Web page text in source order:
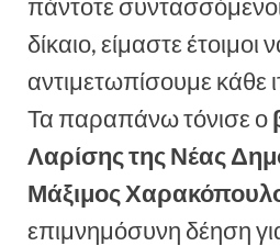
πάντοτε
δίκαιο, είμαστε έτοιμοι
αντιμετωπίσουμε κάθε
Τα παραπάνω τόνισε ο
Λαρίσης της Νέας
Μάξιμος
επιμνημόσυνη δέηση